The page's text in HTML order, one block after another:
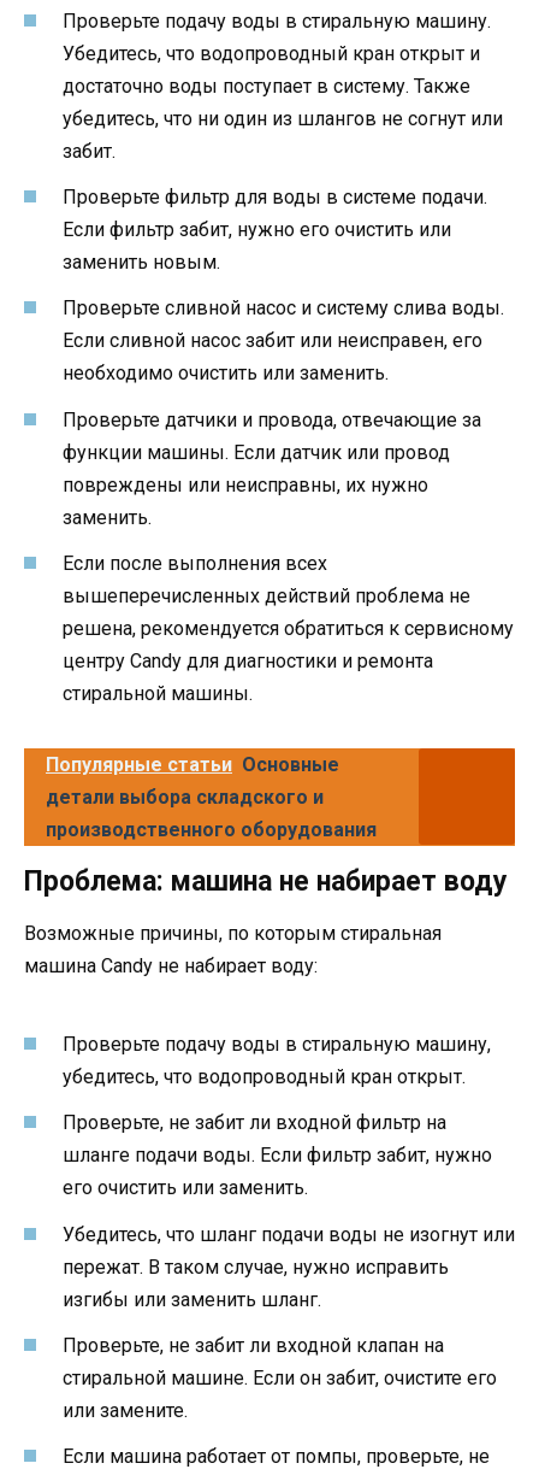
Проверьте подачу воды в стиральную машину.
Убедитесь, что водопроводный кран открыт и
достаточно воды поступает в систему. Также
убедитесь, что ни один из шлангов не согнут или
забит.
Проверьте фильтр для воды в системе подачи.
Если фильтр забит, нужно его очистить или
заменить новым.
Проверьте сливной насос и систему слива воды.
Если сливной насос забит или неисправен, его
необходимо очистить или заменить.
Проверьте датчики и провода, отвечающие за
функции машины. Если датчик или провод
повреждены или неисправны, их нужно
заменить.
Если после выполнения всех
вышеперечисленных действий проблема не
решена, рекомендуется обратиться к сервисному
центру Candy для диагностики и ремонта
стиральной машины.
Популярные статьи Основные
детали выбора складского и
производственного оборудования
Проблема: машина не набирает воду
Возможные причины, по которым стиральная
машина Candy не набирает воду:
Проверьте подачу воды в стиральную машину,
убедитесь, что водопроводный кран открыт.
Проверьте, не забит ли входной фильтр на
шланге подачи воды. Если фильтр забит, нужно
его очистить или заменить.
Убедитесь, что шланг подачи воды не изогнут или
пережат. В таком случае, нужно исправить
изгибы или заменить шланг.
Проверьте, не забит ли входной клапан на
стиральной машине. Если он забит, очистите его
или замените.
Если машина работает от помпы, проверьте, не